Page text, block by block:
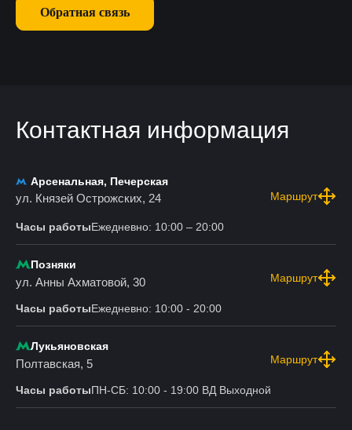
Обратная связь
Контактная информация
Арсенальная, Печерская
ул. Князей Острожских, 24 Маршрут
Часы работыЕжедневно: 10:00 – 20:00
Позняки
ул. Анны Ахматовой, 30 Маршрут
Часы работыЕжедневно: 10:00 - 20:00
Лукьяновская
Полтавская, 5 Маршрут
Часы работыПН-СБ: 10:00 - 19:00 ВД Выходной